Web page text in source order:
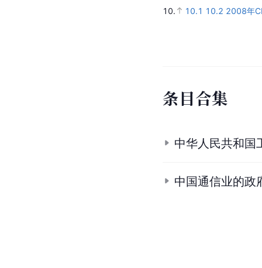
10.
10.1 10.2 2008年
条目合集
中华人民共和国
中国通信业的政